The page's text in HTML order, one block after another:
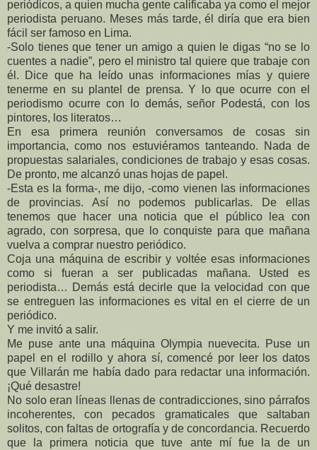
periódicos, a quien mucha gente calificaba ya como el mejor
periodista peruano. Meses más tarde, él diría que era bien
fácil ser famoso en Lima.
-Solo tienes que tener un amigo a quien le digas “no se lo
cuentes a nadie”, pero el ministro tal quiere que trabaje con
él. Dice que ha leído unas informaciones mías y quiere
tenerme en su plantel de prensa. Y lo que ocurre con el
periodismo ocurre con lo demás, señor Podestá, con los
pintores, los literatos…
En esa primera reunión conversamos de cosas sin
importancia, como nos estuviéramos tanteando. Nada de
propuestas salariales, condiciones de trabajo y esas cosas.
De pronto, me alcanzó unas hojas de papel.
-Esta es la forma-, me dijo, -como vienen las informaciones
de provincias. Así no podemos publicarlas. De ellas
tenemos que hacer una noticia que el público lea con
agrado, con sorpresa, que lo conquiste para que mañana
vuelva a comprar nuestro periódico.
Coja una máquina de escribir y voltée esas informaciones
como si fueran a ser publicadas mañana. Usted es
periodista… Demás está decirle que la velocidad con que
se entreguen las informaciones es vital en el cierre de un
periódico.
Y me invitó a salir.
Me puse ante una máquina Olympia nuevecita. Puse un
papel en el rodillo y ahora sí, comencé por leer los datos
que Villarán me había dado para redactar una información.
¡Qué desastre!
No solo eran líneas llenas de contradicciones, sino párrafos
incoherentes, con pecados gramaticales que saltaban
solitos, con faltas de ortografía y de concordancia. Recuerdo
que la primera noticia que tuve ante mí fue la de un